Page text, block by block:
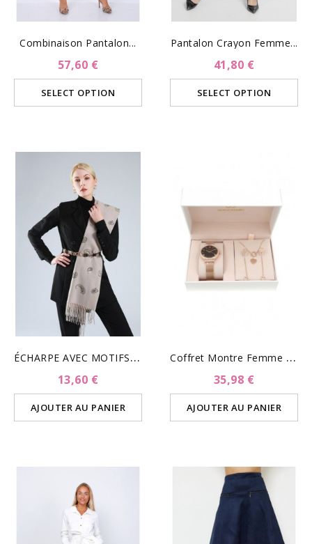
Combinaison Pantalon...
57,60 €
SELECT OPTION
Pantalon Crayon Femme...
41,80 €
SELECT OPTION
É
CHARPE AVEC MOTIFS- BEIGE
13,60 €
AJOUTER AU PANIER
C
Offret Montre Femme Et...
35,98 €
AJOUTER AU PANIER